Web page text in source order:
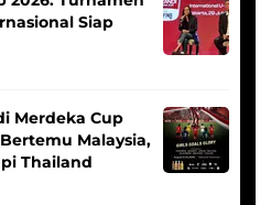
Siap
Merdeka Cup
Malaysia,
Thailand